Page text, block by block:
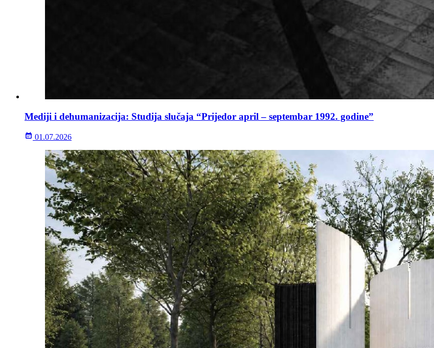
Mediji i dehumanizacija: Studija slučaja “Prijedor april – septembar 1992. godine”
01.07.2026